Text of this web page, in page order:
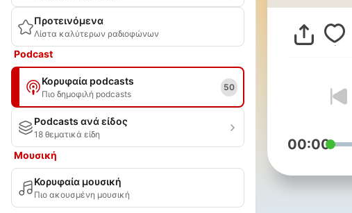
Προτεινόμενα
Λίστα καλύτερων ραδιοφώνων
Podcast
Κορυφαία podcasts
Πιο δημοφιλή podcasts
50
Podcasts ανά είδος
18 θεματικά είδη
Μουσική
Κορυφαία μουσική
Πιο ακουσμένη μουσική
00:00